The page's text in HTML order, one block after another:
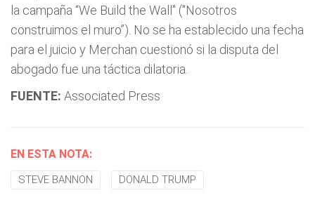
la campaña “We Build the Wall" ("Nosotros
construimos el muro”). No se ha establecido una fecha
para el juicio y Merchan cuestionó si la disputa del
abogado fue una táctica dilatoria.
FUENTE: Associated Press
EN ESTA NOTA:
STEVE BANNON DONALD TRUMP